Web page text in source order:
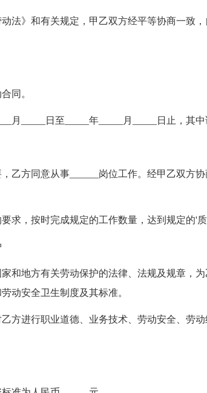
法》和有关规定，甲乙双方经平等协商一致
同。
月_____日至_____年_____月_____日止，其中
乙方同意从事______岗位工作。经甲乙双方
求，按时完成规定的工作数量，达到规定的'质
和地方有关劳动保护的法律、法规及规章，
动安全卫生制度及其标准。
方进行职业道德、业务技术、劳动安全、劳